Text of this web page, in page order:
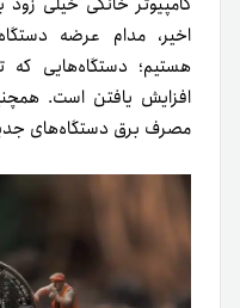
اخیر، مدام عرضه
هستیم؛ دستگاه‌هایی که
افزایش یافتن است.
مصرف برق دستگاه‌های